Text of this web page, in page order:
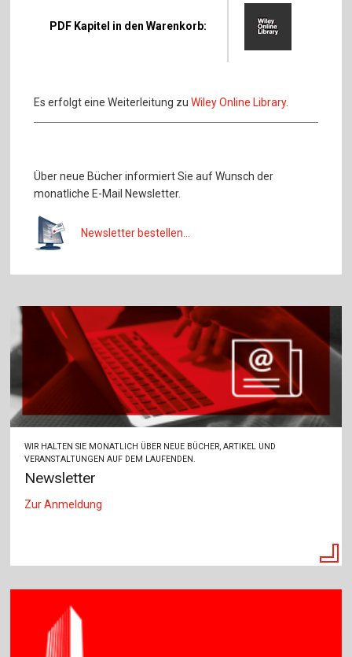
PDF Kapitel in den Warenkorb:
Es erfolgt eine Weiterleitung zuWiley Online Library.
Über neue Bücher informiert Sie auf Wunsch der
monatliche E-Mail Newsletter.
Newsletter bestellen...
WIR HALTEN SIE MONATLICH ÜBER NEUE BÜCHER, ARTIKEL UND
VERANSTALTUNGEN AUF DEM LAUFENDEN.
Newsletter
Zur Anmeldung